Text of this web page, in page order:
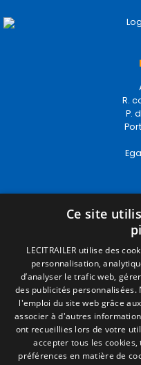
R.
P.
Politique
Conditions
Camino de los
50620 -
Ce site
LECITRAILER utilise des
personnalisation,
d’analyser le trafic web,
des publicités
l'emploi du site web grâce
associer à d'autres
ont recueillies lors de votre
accepter tous les
préférences en matière de